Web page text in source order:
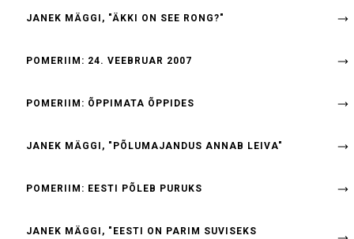
JANEK MÄGGI, "ÄKKI ON SEE RONG?"
POMERIIM: 24. VEEBRUAR 2007
POMERIIM: ÕPPIMATA ÕPPIDES
JANEK MÄGGI, "PÕLUMAJANDUS ANNAB LEIVA"
POMERIIM: EESTI PÕLEB PURUKS
JANEK MÄGGI, "EESTI ON PARIM SUVISEKS